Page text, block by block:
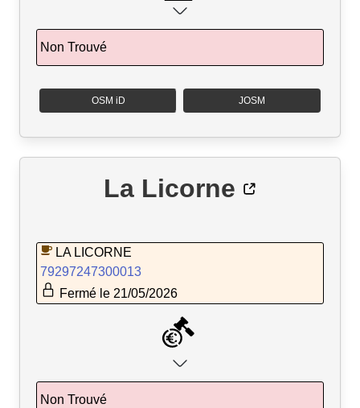
Non Trouvé
OSM iD JOSM
La Licorne
LA LICORNE
79297247300013
Fermé le 21/05/2026
Non Trouvé